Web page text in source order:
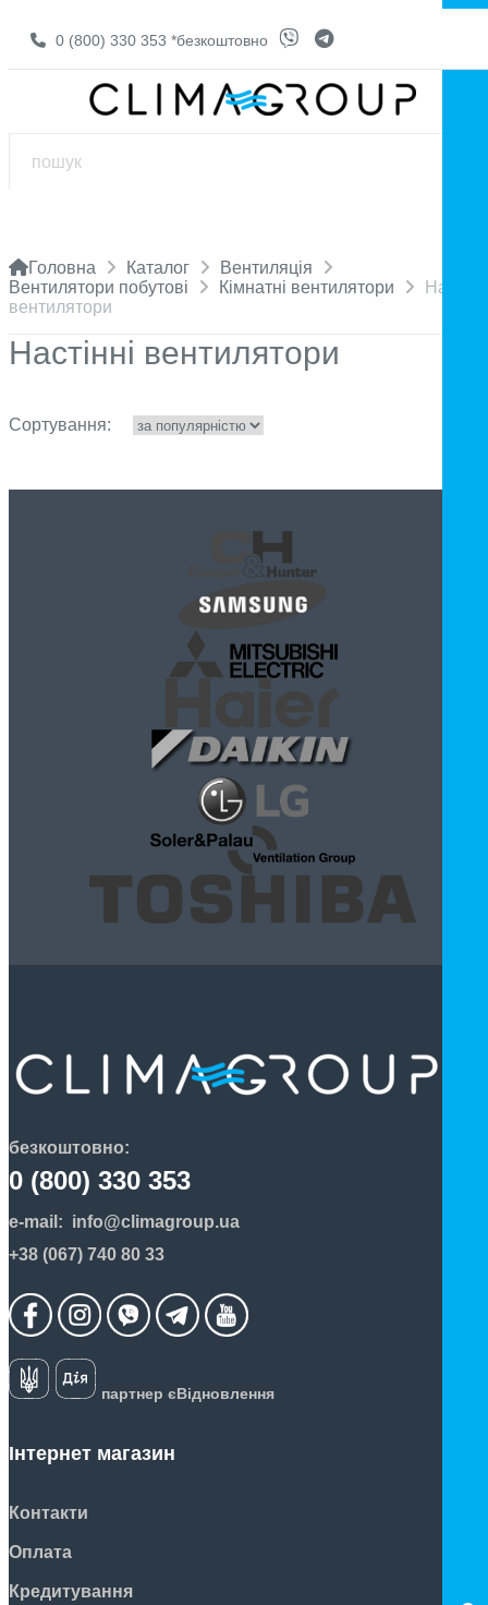
0 (800) 330 353 *безкоштовно
Головна Каталог
Вентиляція
Вентилятори побутові
Кімнатні вентилятори
вентилятори
Настінні вентилятори
Сортування:
безкоштовно:
0 (800) 330 353
e-mail: info@climagroup.ua
+38 (067) 740 80 33
партнер єВідновлення
Інтернет магазин
Контакти
Оплата
Кредитування